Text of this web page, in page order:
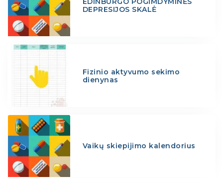
DEPRESIJOS SKALĖ
Fizinio aktyvumo sekimo
dienynas
Vaikų skiepijimo kalendorius